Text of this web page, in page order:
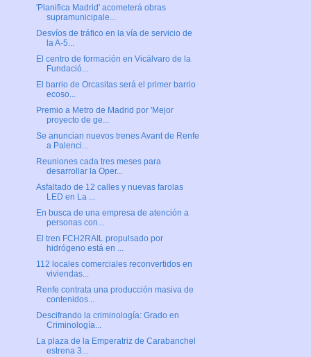
'Planifica Madrid' acometerá obras
supramunicipale...
Desvíos de tráfico en la vía de servicio de
la A-5...
El centro de formación en Vicálvaro de la
Fundació...
El barrio de Orcasitas será el primer barrio
ecoso...
Premio a Metro de Madrid por 'Mejor
proyecto de ge...
Se anuncian nuevos trenes Avant de Renfe
a Palenci...
Reuniones cada tres meses para
desarrollar la Oper...
Asfaltado de 12 calles y nuevas farolas
LED en La ...
En busca de una empresa de atención a
personas con...
El tren FCH2RAIL propulsado por
hidrógeno está en ...
112 locales comerciales reconvertidos en
viviendas...
Renfe contrata una producción masiva de
contenidos...
Descifrando la criminología: Grado en
Criminología...
La plaza de la Emperatriz de Carabanchel
estrena 3...